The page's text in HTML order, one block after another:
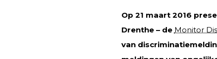
Op 21 maart 2016
Drenthe – de Monitor
van